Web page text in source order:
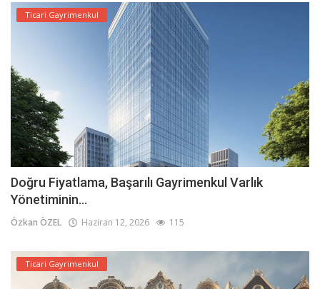
Ticari Gayrimenkul
Doğru Fiyatlama, Başarılı Gayrimenkul Varlık
Yönetiminin...
Özkan ÖZEL Haziran 12, 2026 115
Ticari Gayrimenkul